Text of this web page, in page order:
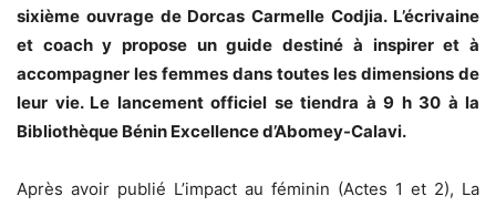
sixième ouvrage de Dorcas Carmelle Codjia. L’écrivaine
et coach y propose un guide destiné à inspirer et à
accompagner les femmes dans toutes les dimensions de
leur vie. Le lancement officiel se tiendra à 9 h 30 à la
Bibliothèque Bénin Excellence d’Abomey-Calavi.
Après avoir publié L’impact au féminin (Actes 1 et 2), La